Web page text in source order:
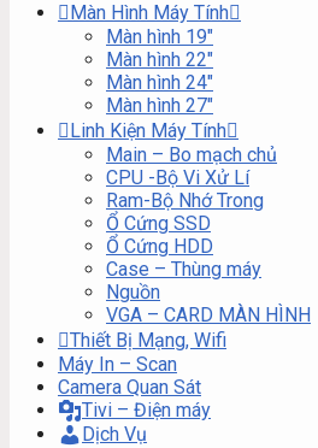
Màn Hình Máy Tính
Màn hình 19″
Màn hình 22″
Màn hình 24″
Màn hình 27″
Linh Kiện Máy Tính
Main – Bo mạch chủ
CPU -Bộ Vi Xử Lí
Ram-Bộ Nhớ Trong
Ổ Cứng SSD
Ổ Cứng HDD
Case – Thùng máy
Nguồn
VGA – CARD MÀN HÌNH
Thiết Bị Mạng, Wifi
Máy In – Scan
Camera Quan Sát
Tivi – Điện máy
Dịch Vụ